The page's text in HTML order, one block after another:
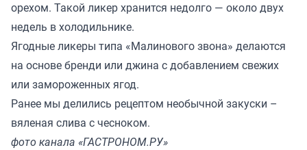
орехом. Такой ликер хранится недолго — около двух
недель в холодильнике.
Ягодные ликеры типа «Малинового звона» делаются
на основе бренди или джина с добавлением свежих
или замороженных ягод.
Ранее мы делились рецептом необычной закуски –
вяленая слива с чесноком.
фото канала «ГАСТРОНОМ.РУ»